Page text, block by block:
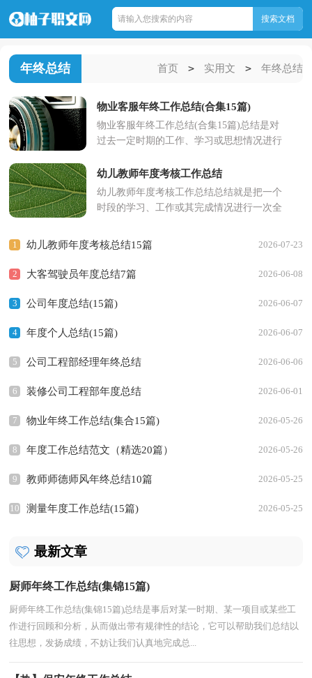
年终总结 首页 > 实用文 > 年终总结
物业客服年终工作总结(合集15篇)
物业客服年终工作总结(合集15篇)总结是对
过去一定时期的工作、学习或思想情况进行
写总结有利于我们学习...
幼儿教师年度考核工作总结
幼儿教师年度考核工作总结总结就是把一个
时段的学习、工作或其完成情况进行一次全
和工作中的规律，因此...
1 幼儿教师年度考核总结15篇 2026-07-23
2 大客驾驶员年度总结7篇 2026-06-08
3 公司年度总结(15篇) 2026-06-07
4 年度个人总结(15篇) 2026-06-07
5 公司工程部经理年终总结 2026-06-06
6 装修公司工程部年度总结 2026-06-01
7 物业年终工作总结(集合15篇) 2026-05-26
8 年度工作总结范文（精选20篇） 2026-05-26
9 教师师德师风年终总结10篇 2026-05-25
10 测量年度工作总结(15篇) 2026-05-25
最新文章
厨师年终工作总结(集锦15篇)
厨师年终工作总结(集锦15篇)总结是事后对某一时期、某一项目或某些工
作进行回顾和分析，从而做出带有规律性的结论，它可以帮助我们总结以
往思想，发扬成绩，不妨让我们认真地完成总...